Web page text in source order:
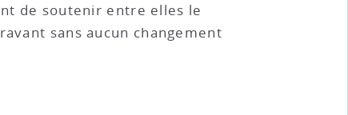
de soutenir entre elles le
sans aucun changement